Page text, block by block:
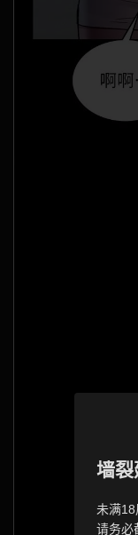
墙裂
未满18
请务必